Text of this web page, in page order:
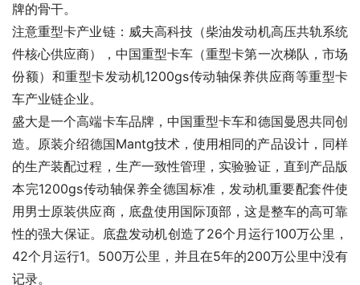
牌的骨干。
注意重型卡产业链：威夫高科技（柴油发动机高压共轨系统
件核心供应商），中国重型卡车（重型卡第一次梯队，市场
份额）和重型卡发动机1200gs传动轴保养供应商等重型卡
车产业链企业。
盛大是一个高端卡车品牌，中国重型卡车和德国曼恩共同创
造。原装介绍德国Mantg技术，使用相同的产品设计，同样
的生产装配过程，生产一致性管理，实验验证，直到产品版
本完1200gs传动轴保养全德国标准，发动机重要配套件使
用男士原装供应商，底盘使用国际顶部，这是整车的高可靠
性的强大保证。底盘发动机创造了26个月运行100万公里，
42个月运行1。500万公里，并且在5年的200万公里中没有
记录。